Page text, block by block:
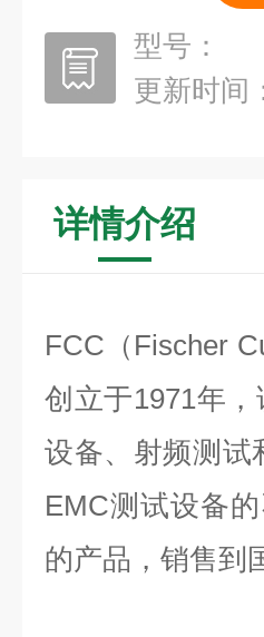
型号：
更新时间
详情介绍
FCC （ Fischer
创立于1971年
设备、射频测试
EMC测试设备
的产品，销售到